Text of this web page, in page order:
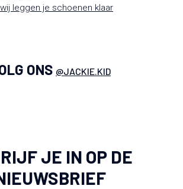
leggen je schoenen klaar
ONS @JACKIE.KID
JE IN OP DE